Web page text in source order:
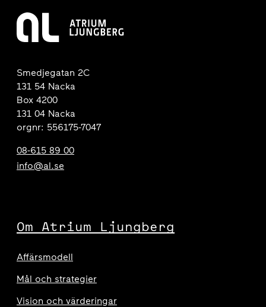
Smedjegatan 2C
131 54 Nacka
Box 4200
131 04 Nacka
orgnr: 556175-7047
08-615 89 00
info@al.se
Om Atrium Ljungberg
Affärsmodell
Mål och strategier
Vision och värderingar